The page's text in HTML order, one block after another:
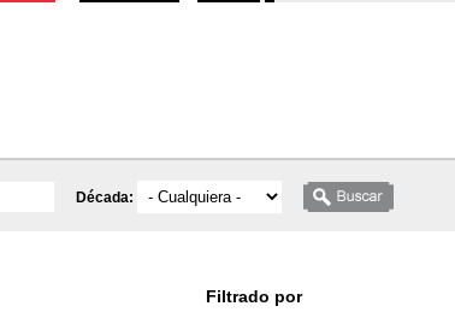
Década:
Filtrado por